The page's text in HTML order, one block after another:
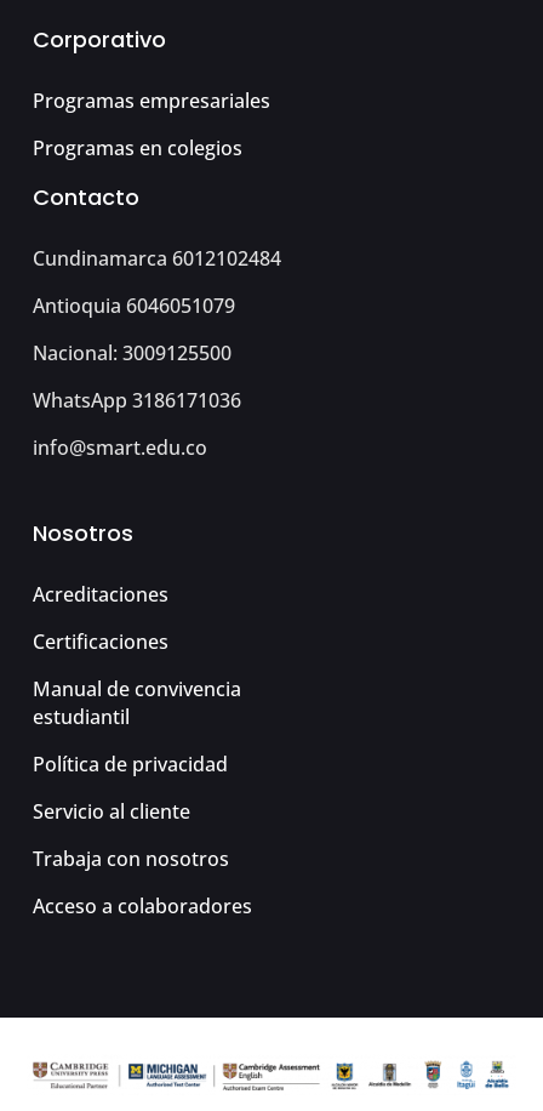
Corporativo
Programas empresariales
Programas en colegios
Contacto
Cundinamarca 6012102484
Antioquia 6046051079
Nacional: 3009125500
WhatsApp 3186171036
info@smart.edu.co
Nosotros
Acreditaciones
Certificaciones
Manual de convivencia
estudiantil
Política de privacidad
Servicio al cliente
Trabaja con nosotros
Acceso a colaboradores